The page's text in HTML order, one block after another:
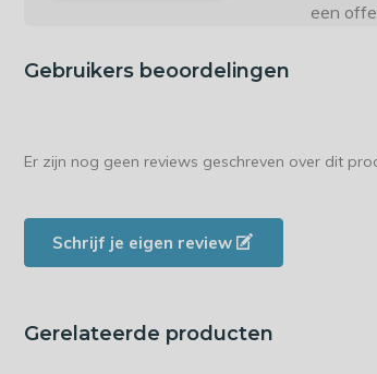
Gebruikers beoordelingen
Er zijn nog geen reviews geschreven over dit
Schrijf je eigen review
Gerelateerde producten